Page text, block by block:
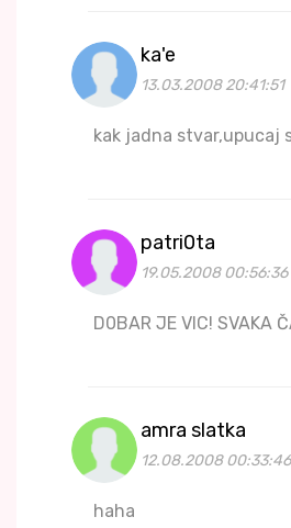
ka'e
13.03.2008 20:41:51
kak jadna stvar,upucaj
patri0ta
19.05.2008 00:56:36
D0BAR JE VIC! SVAKA
amra slatka
12.08.2008 00:33:46
haha